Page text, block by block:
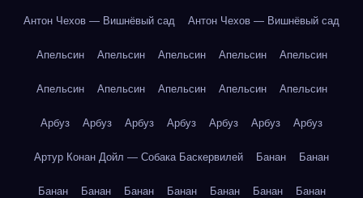
Антон Чехов — Вишнёвый сад Антон Чехов — Вишнёвый сад
Апельсин Апельсин Апельсин Апельсин Апельсин
Апельсин Апельсин Апельсин Апельсин Апельсин
Арбуз Арбуз Арбуз Арбуз Арбуз Арбуз Арбуз
Артур Конан Дойл — Собака Баскервилей Банан Банан
Банан Банан Банан Банан Банан Банан Банан